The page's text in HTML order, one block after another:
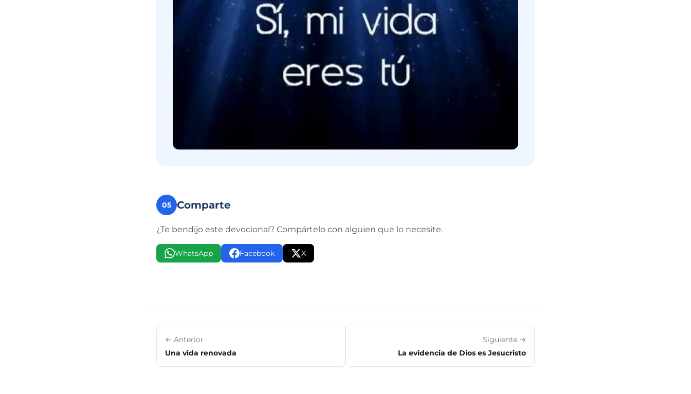
05 Comparte
¿Te bendijo este devocional? Compártelo con alguien que lo necesite.
WhatsApp Facebook X
← Anterior
Una vida renovada
Siguiente →
La evidencia de Dios es Jesucristo